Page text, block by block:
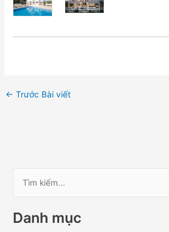
← Trước Bài viết
m
Danh mục